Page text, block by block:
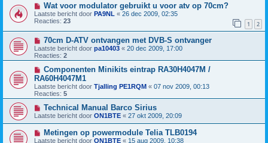
Wat voor modulator gebruikt u voor atv op 70cm?
Laatste bericht door PA9NL « 26 dec 2009, 02:35
Reacties: 23 1 2
70cm D-ATV ontvangen met DVB-S ontvanger
Laatste bericht door pa10403 « 20 dec 2009, 17:00
Reacties: 2
Componenten Minikits eintrap RA30H4047M /
RA60H4047M1
Laatste bericht door Tjalling PE1RQM « 07 nov 2009, 00:13
Reacties: 5
Technical Manual Barco Sirius
Laatste bericht door ON1BTE « 27 okt 2009, 20:09
Metingen op powermodule Telia TLB0194
Laatste bericht door ON1BTE « 15 aug 2009, 10:38